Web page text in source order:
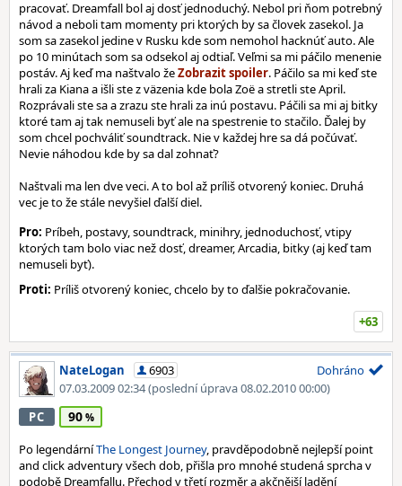
pracovať. Dreamfall bol aj dosť jednoduchý. Nebol pri ňom potrebný
návod a neboli tam momenty pri ktorých by sa človek zasekol. Ja
som sa zasekol jedine v Rusku kde som nemohol hacknúť auto. Ale
po 10 minútach som sa odsekol aj odtiaľ. Veľmi sa mi páčilo menenie
postáv. Aj keď ma naštvalo že
. Páčilo sa mi keď ste
hrali za Kiana a išli ste z väzenia kde bola Zoë a stretli ste April.
Rozprávali ste sa a zrazu ste hrali za inú postavu. Páčili sa mi aj bitky
ktoré tam aj tak nemuseli byť ale na spestrenie to stačilo. Ďalej by
som chcel pochváliť soundtrack. Nie v každej hre sa dá počúvať.
Nevie náhodou kde by sa dal zohnať?
Naštvali ma len dve veci. A to bol až príliš otvorený koniec. Druhá
vec je to že stále nevyšiel ďalší diel.
Pro: Príbeh, postavy, soundtrack, minihry, jednoduchosť, vtipy
ktorých tam bolo viac než dosť, dreamer, Arcadia, bitky (aj keď tam
nemuseli byť).
Proti: Príliš otvorený koniec, chcelo by to ďalšie pokračovanie.
+63
NateLogan
6903
07.03.2009 02:34(poslední úprava 08.02.2010 00:00)
Dohráno
PC 90
Po legendárníThe Longest Journey, pravděpodobně nejlepší point
and click adventury všech dob, přišla pro mnohé studená sprcha v
podobě Dreamfallu. Přechod v třetí rozměr a akčnější ladění